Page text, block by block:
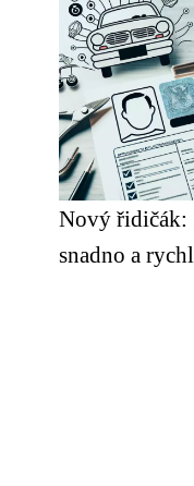
Nový řidičák:
snadno a